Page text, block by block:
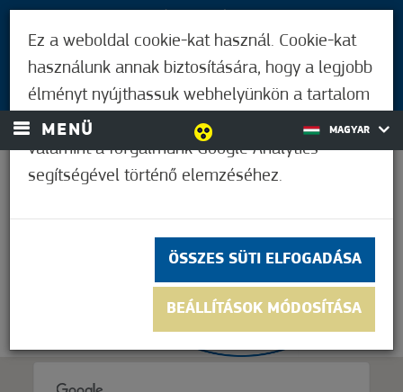
BEJELENTKEZÉS
MENÜ MAGYAR
Ez a weboldal cookie-kat használ. Cookie-kat
használunk annak biztosítására, hogy a legjobb
élményt nyújthassuk webhelyünkön a tartalom
és a hirdetések személyre szabásához,
valamint a forgalmunk Google Analytics
segítségével történő elemzéséhez.
ÖSSZES SÜTI ELFOGADÁSA
BEÁLLÍTÁSOK MÓDOSÍTÁSA